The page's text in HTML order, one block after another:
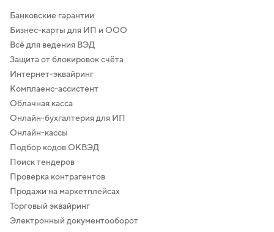
Банковские гарантии
Бизнес-карты для ИП и ООО
Всё для ведения ВЭД
Защита от блокировок счёта
Интернет-эквайринг
Комплаенс-ассистент
Облачная касса
Онлайн-бухгалтерия для ИП
Онлайн-кассы
Подбор кодов ОКВЭД
Поиск тендеров
Проверка контрагентов
Продажи на маркетплейсах
Торговый эквайринг
Электронный документооборот